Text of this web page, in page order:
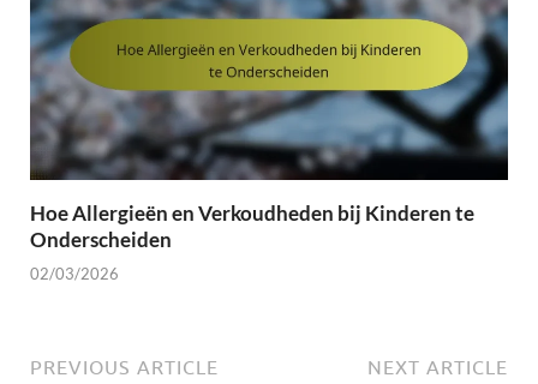
Hoe Allergieën en Verkoudheden bij Kinderen te
Onderscheiden
02/03/2026
PREVIOUS ARTICLE NEXT ARTICLE